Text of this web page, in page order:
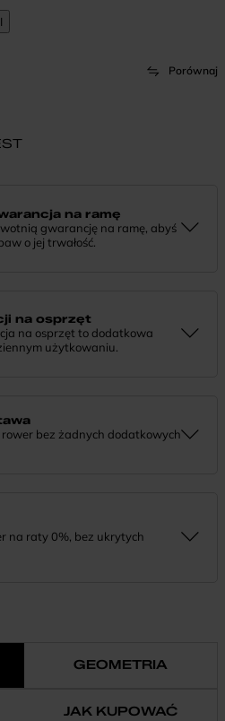
Porównaj
na ramę
gwarancję na ramę, abyś
o jej trwałość.
na osprzęt
na osprzęt to dodatkowa
użytkowaniu.
bez żadnych dodatkowych
na raty 0%, bez ukrytych
GEOMETRIA
JAK KUPOWAĆ